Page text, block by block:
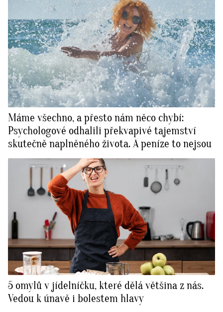
Máme všechno, a přesto nám něco chybí:
Psychologové odhalili překvapivé tajemství
skutečně naplněného života. A peníze to nejsou
5 omylů v jídelníčku, které dělá většina z nás.
Vedou k únavě i bolestem hlavy